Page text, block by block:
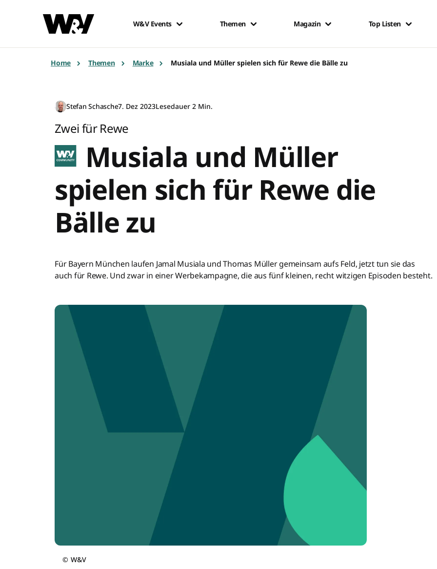
W&V Events Themen Magazin Top Listen
Home Themen Marke Musiala und Müller spielen sich für Rewe die Bälle zu
Stefan Schasche7. Dez 2023Lesedauer 2 Min.
Zwei für Rewe
Musiala und Müller
spielen sich für Rewe die
Bälle zu
Für Bayern München laufen Jamal Musiala und Thomas Müller gemeinsam aufs Feld, jetzt tun sie das
auch für Rewe. Und zwar in einer Werbekampagne, die aus fünf kleinen, recht witzigen Episoden besteht.
© W&V